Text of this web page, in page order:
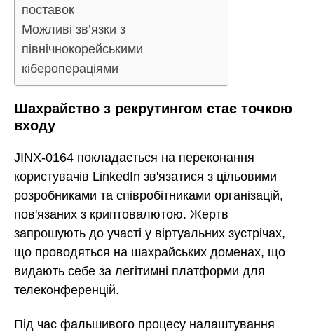
поставок
Можливі зв’язки з
північнокорейськими
кіберопераціями
Шахрайство з рекрутингом стає точкою
входу
JINX-0164 покладається на переконання
користувачів LinkedIn зв'язатися з цільовими
розробниками та співробітниками організацій,
пов'язаних з криптовалютою. Жертв
запрошують до участі у віртуальних зустрічах,
що проводяться на шахрайських доменах, що
видають себе за легітимні платформи для
телеконференцій.
Під час фальшивого процесу налаштування